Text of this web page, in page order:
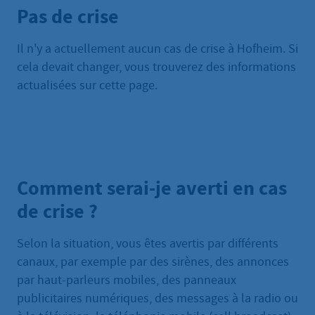
Pas de crise
Il n'y a actuellement aucun cas de crise à Hofheim. Si
cela devait changer, vous trouverez des informations
actualisées sur cette page.
Comment serai-je averti en cas
de crise ?
Selon la situation, vous êtes avertis par différents
canaux, par exemple par des sirènes, des annonces
par haut-parleurs mobiles, des panneaux
publicitaires numériques, des messages à la radio ou